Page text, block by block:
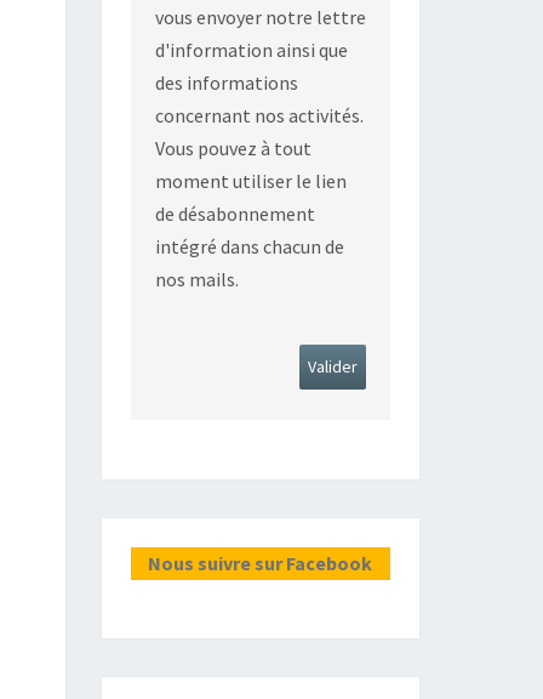
vous envoyer notre lettre
d'information ainsi que
des informations
concernant nos activités.
Vous pouvez à tout
moment utiliser le lien
de désabonnement
intégré dans chacun de
nos mails.
Nous suivre sur Facebook